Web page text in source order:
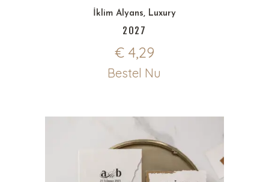
İklim Alyans, Luxury
2027
€ 4,29
Bestel Nu